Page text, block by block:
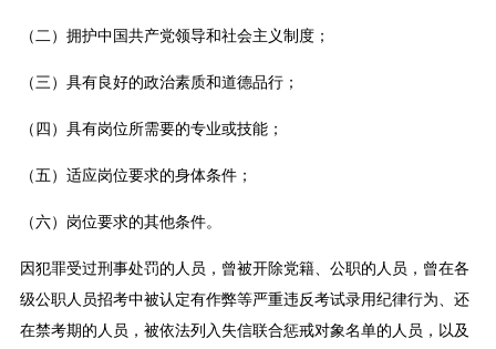
（二）拥护中国共产党领导和社会主义制度；
（三）具有良好的政治素质和道德品行；
（四）具有岗位所需要的专业或技能；
（五）适应岗位要求的身体条件；
（六）岗位要求的其他条件。
因犯罪受过刑事处罚的人员，曾被开除党籍、公职的人员，曾在各
级公职人员招考中被认定有作弊等严重违反考试录用纪律行为、还
在禁考期的人员，被依法列入失信联合惩戒对象名单的人员，以及